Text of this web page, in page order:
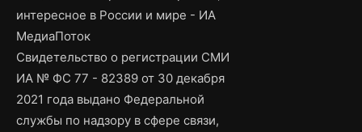
интересное в России и мире - ИА
МедиаПоток
Свидетельство о регистрации СМИ
ИА № ФС 77 - 82389 от 30 декабря
2021 года выдано Федеральной
службы по надзору в сфере связи,